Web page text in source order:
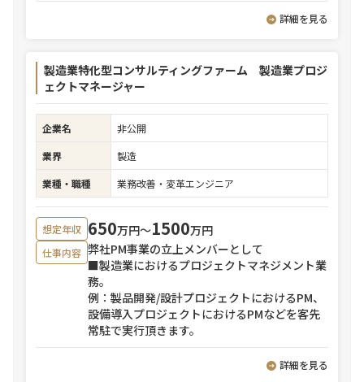
詳細を見る
製造業特化型コンサルティングファーム 製造業プロジ
ェクトマネージャー
企業名
非公開
業界
製造
業種・職種
業務改善・変革エンジニア
想定年収 650万円〜1500万円
仕事内容 弊社PM事業の立上メンバーとして
■製造業におけるプロジェクトマネジメント業
務。
例：製品開発/設計プロジェクトにおけるPM、
設備導入プロジェクトにおけるPMなどを客先
常駐で実行頂きます。
詳細を見る